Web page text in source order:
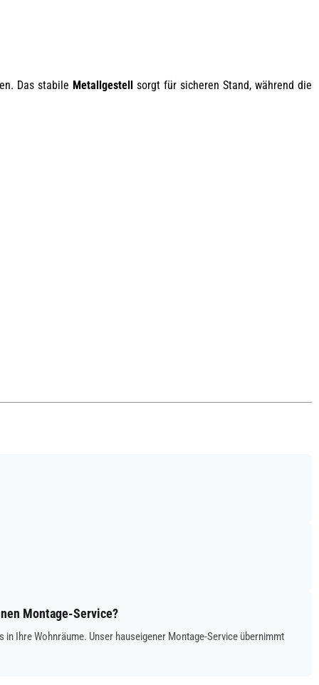
Das stabile Metallgestellsorgt für sicheren Stand, während die
Montage-Service?
Ihre Wohnräume. Unser hauseigener Montage-Service übernimmt